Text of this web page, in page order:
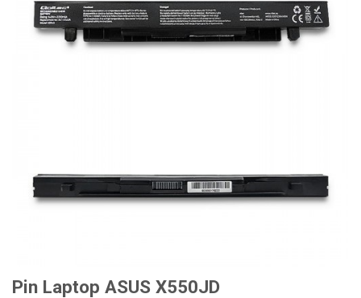
Pin Laptop ASUS X550JD